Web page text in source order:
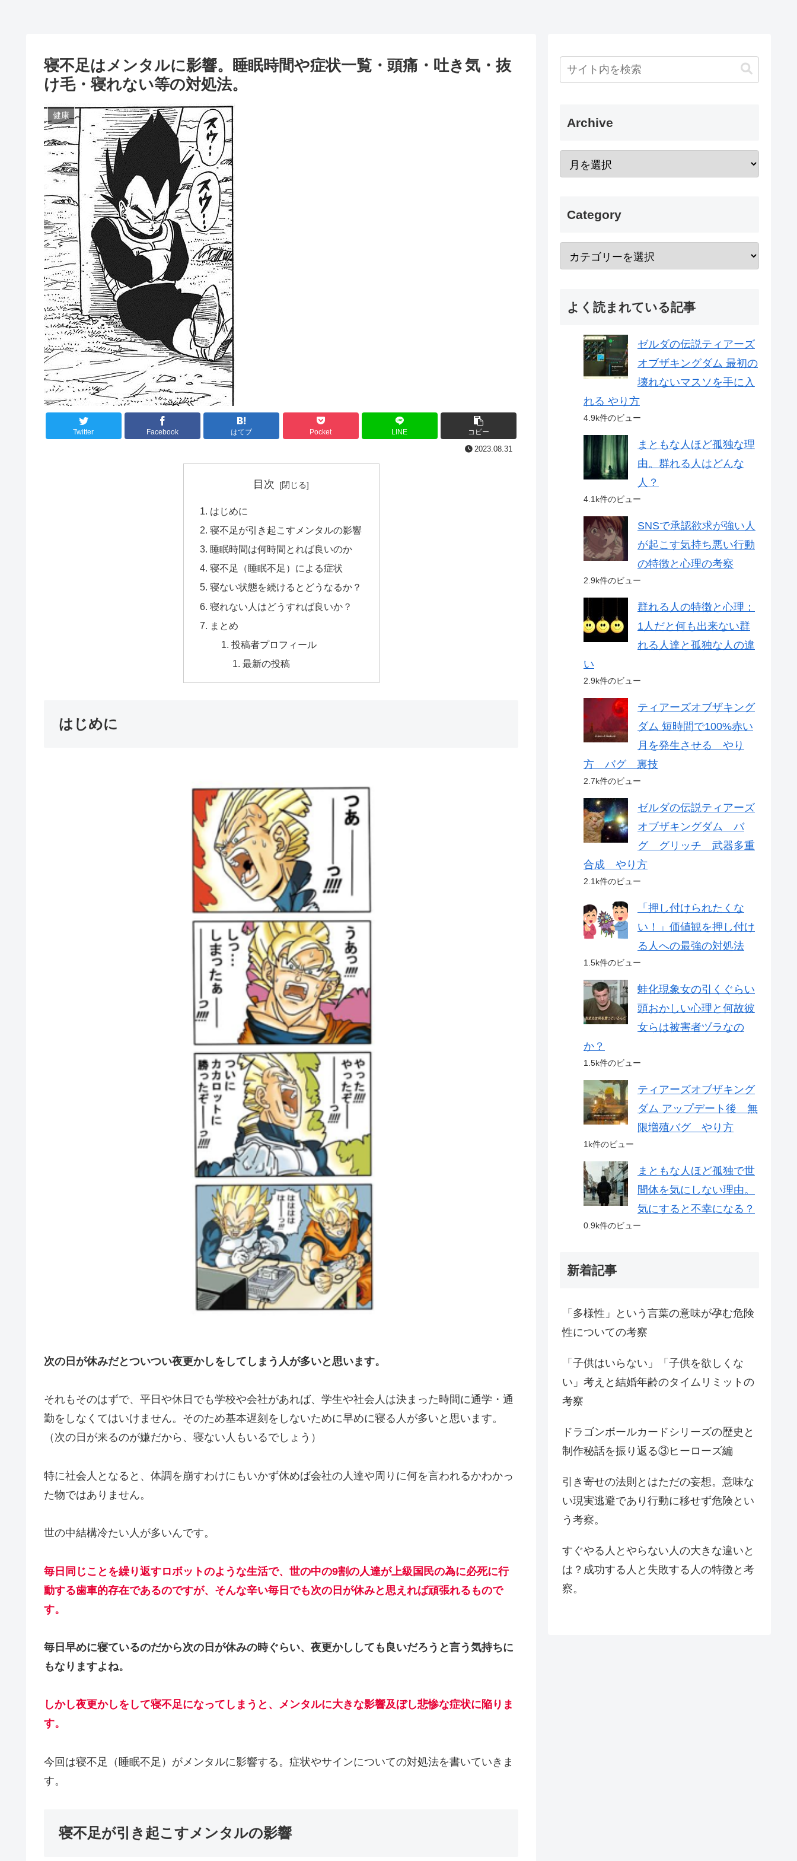
寝不足はメンタルに影響。睡眠時間や症状一覧・頭痛・吐き気・抜
け毛・寝れない等の対処法。
健康
Twitter Facebook はてブ Pocket LINE コピー
2023.08.31
目次
はじめに
寝不足が引き起こすメンタルの影響
睡眠時間は何時間とれば良いのか
寝不足（睡眠不足）による症状
寝ない状態を続けるとどうなるか？
寝れない人はどうすれば良いか？
まとめ
投稿者プロフィール
最新の投稿
はじめに
次の日が休みだとついつい夜更かしをしてしまう人が多いと思います。
それもそのはずで、平日や休日でも学校や会社があれば、学生や社会人は決まった時間に通学・通
勤をしなくてはいけません。そのため基本遅刻をしないために早めに寝る人が多いと思います。
（次の日が来るのが嫌だから、寝ない人もいるでしょう）
特に社会人となると、体調を崩すわけにもいかず休めば会社の人達や周りに何を言われるかわかっ
た物ではありません。
世の中結構冷たい人が多いんです。
毎日同じことを繰り返すロボットのような生活で、世の中の9割の人達が上級国民の為に必死に行
動する歯車的存在であるのですが、そんな辛い毎日でも次の日が休みと思えれば頑張れるもので
す。
毎日早めに寝ているのだから次の日が休みの時ぐらい、夜更かししても良いだろうと言う気持ちに
もなりますよね。
しかし夜更かしをして寝不足になってしまうと 、 メンタルに大きな影響及ぼし悲惨な症状に陥りま
す。
今回は寝不足（睡眠不足）がメンタルに影響する。症状やサインについての対処法を書いていきま
す。
寝不足が引き起こすメンタルの影響
Archive
Category
よく読まれている記事
ゼルダの伝説ティアーズ
オブザキングダム 最初の
壊れないマスソを手に入
れる やり方
4.9k件のビュー
まともな人ほど孤独な理
由。群れる人はどんな
人？
4.1k件のビュー
SNSで承認欲求が強い人
が起こす気持ち悪い行動
の特徴と心理の考察
2.9k件のビュー
群れる人の特徴と心理：
1人だと何も出来ない群
れる人達と孤独な人の違
い
2.9k件のビュー
ティアーズオブザキング
ダム 短時間で100%赤い
月を発生させる やり
方 バグ 裏技
2.7k件のビュー
ゼルダの伝説ティアーズ
オブザキングダム バ
グ グリッチ 武器多重
合成 やり方
2.1k件のビュー
「押し付けられたくな
い！」価値観を押し付け
る人への最強の対処法
1.5k件のビュー
蛙化現象女の引くぐらい
頭おかしい心理と何故彼
女らは被害者ヅラなの
か？
1.5k件のビュー
ティアーズオブザキング
ダム アップデート後 無
限増殖バグ やり方
1k件のビュー
まともな人ほど孤独で世
間体を気にしない理由。
気にすると不幸になる？
0.9k件のビュー
新着記事
「多様性」という言葉の意味が孕む危険
性についての考察
「子供はいらない」「子供を欲しくな
い」考えと結婚年齢のタイムリミットの
考察
ドラゴンボールカードシリーズの歴史と
制作秘話を振り返る③ヒーローズ編
引き寄せの法則とはただの妄想。意味な
い現実逃避であり行動に移せず危険とい
う考察。
すぐやる人とやらない人の大きな違いと
は？成功する人と失敗する人の特徴と考
察。